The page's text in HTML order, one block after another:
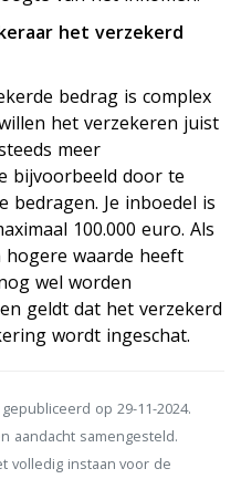
het verzekerd
bedrag is complex
het verzekeren juist
meer
bijvoorbeeld door te
bedragen. Je inboedel is
100.000 euro. Als
hogere waarde heeft
wel worden
geldt dat het verzekerd
wordt ingeschat.
op 29-11-2024.
aandacht samengesteld.
volledig instaan voor de